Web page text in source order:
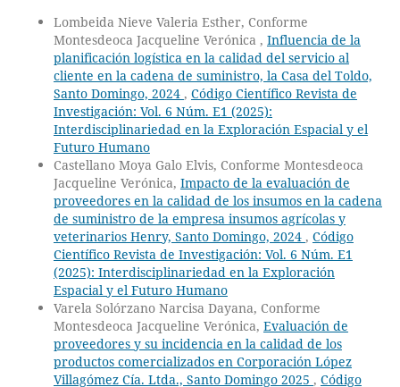
Lombeida Nieve Valeria Esther, Conforme
Montesdeoca Jacqueline Verónica , Influencia de la
planificación logística en la calidad del servicio al
cliente en la cadena de suministro, la Casa del Toldo,
Santo Domingo, 2024 , Código Científico Revista de
Investigación: Vol. 6 Núm. E1 (2025):
Interdisciplinariedad en la Exploración Espacial y el
Futuro Humano
Castellano Moya Galo Elvis, Conforme Montesdeoca
Jacqueline Verónica, Impacto de la evaluación de
proveedores en la calidad de los insumos en la cadena
de suministro de la empresa insumos agrícolas y
veterinarios Henry, Santo Domingo, 2024 , Código
Científico Revista de Investigación: Vol. 6 Núm. E1
(2025): Interdisciplinariedad en la Exploración
Espacial y el Futuro Humano
Varela Solórzano Narcisa Dayana, Conforme
Montesdeoca Jacqueline Verónica, Evaluación de
proveedores y su incidencia en la calidad de los
productos comercializados en Corporación López
Villagómez Cía. Ltda., Santo Domingo 2025 , Código